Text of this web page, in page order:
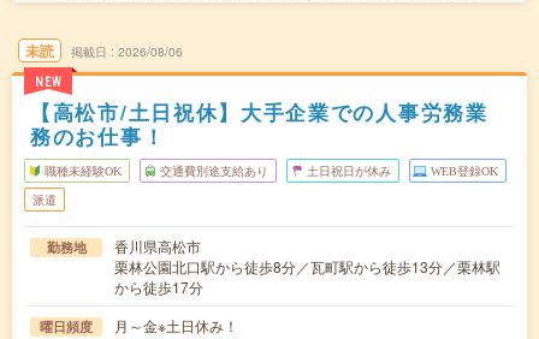
未読
NEW
掲載日 2026/08/06
【高松市/土日祝休】大手企業での人事労務業
務のお仕事！
職種未経験OK 交通費別途支給あり 土日祝日が休み WEB登録OK
派遣
勤務地
香川県高松市
栗林公園北口駅から徒歩8分／瓦町駅から徒歩13分／栗林駅
から徒歩17分
曜日頻度 月～金※土日休み！